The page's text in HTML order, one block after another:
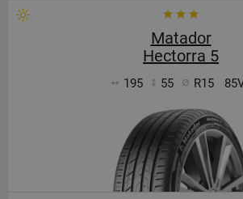
Matador
Hectorra 5
195 55 R15